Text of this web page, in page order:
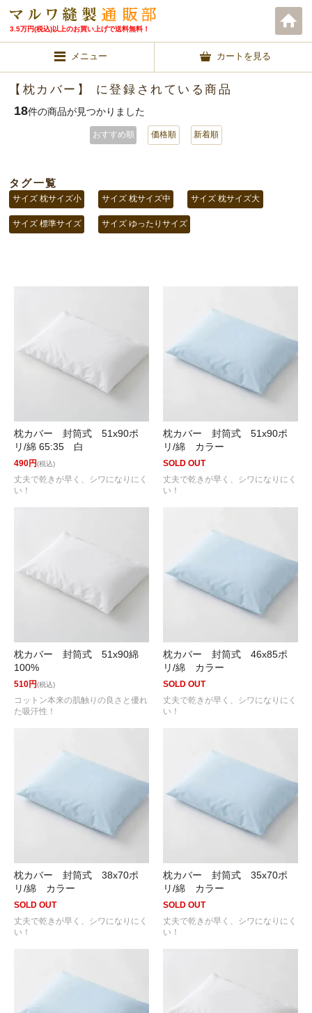
3.5万円(税込)以上のお買い上げで送料無料！
メニュー カートを見る
【枕カバー】 に登録されている商品
18件の商品が見つかりました
おすすめ順 価格順 新着順
タグ一覧
サイズ 枕サイズ小 サイズ 枕サイズ中 サイズ 枕サイズ大
サイズ 標準サイズ サイズ ゆったりサイズ
枕カバー 封筒式 51x90ポ
リ/綿 65:35 白
490円(税込)
丈夫で乾きが早く、シワになりにく
い！
枕カバー 封筒式 51x90ポ
リ/綿 カラー
SOLD OUT
丈夫で乾きが早く、シワになりにく
い！
枕カバー 封筒式 51x90綿
100%
510円(税込)
コットン本来の肌触りの良さと優れ
た吸汗性！
枕カバー 封筒式 46x85ポ
リ/綿 カラー
SOLD OUT
丈夫で乾きが早く、シワになりにく
い！
枕カバー 封筒式 38x70ポ
リ/綿 カラー
SOLD OUT
丈夫で乾きが早く、シワになりにく
い！
枕カバー 封筒式 35x70ポ
リ/綿 カラー
SOLD OUT
丈夫で乾きが早く、シワになりにく
い！